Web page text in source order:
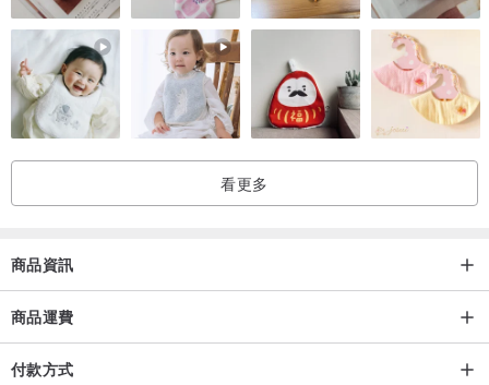
MODEL SIZE：173CM / 78KG / 拍照尺碼 L / 合身
(以上為實際範例，因每個人身材、骨架、穿衣風格有所不同，所以僅
供參考，建議合併參考尺寸表!!)看更多
商品資訊
商品運費
付款方式